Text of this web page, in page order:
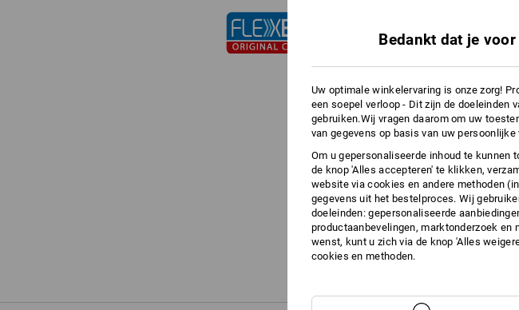
Bedankt dat je
Uw optimale winkelervaring is onze zorg!
een soepel verloop - Dit zijn de doeleinden
gebruiken.Wij vragen daarom om uw
van gegevens op basis van uw persoonlijke
Om u gepersonaliseerde inhoud te kunnen
de knop 'Alles accepteren' te klikken,
website via cookies en andere methoden
gegevens uit het bestelproces. Wij
doeleinden: gepersonaliseerde
productaanbevelingen, marktonderzoek en
wenst, kunt u zich via de knop 'Alles
cookies en methoden.